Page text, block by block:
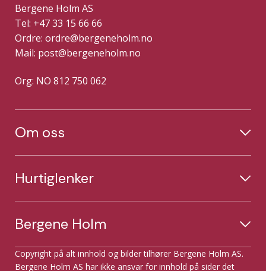
Bergene Holm AS
Tel: +47 33 15 66 66
Ordre: ordre@bergeneholm.no
Mail: post@bergeneholm.no
Org: NO 812 750 062
Om oss
Hurtiglenker
Bergene Holm
Copyright på alt innhold og bilder tilhører Bergene Holm AS.
Bergene Holm AS har ikke ansvar for innhold på sider det